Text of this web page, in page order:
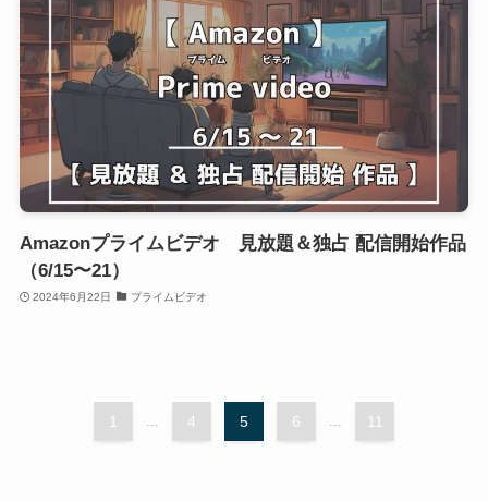
Amazonプライムビデオ 見放題＆独占 配信開始作品
（6/15〜21）
2024年6月22日 プライムビデオ
1 4 5 6 11